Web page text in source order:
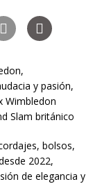
y pasión,
Wimbledon
Slam británico
bolsos,
2022,
de elegancia y